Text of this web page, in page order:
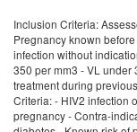
Inclusion Criteria:
Pregnancy known
infection without
350 per mm3 - VL under
treatment during
Criteria: - HIV2 infection
pregnancy - Contra-